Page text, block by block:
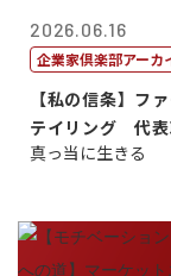
2026.06.16
企業家倶楽部アーカ
【私の信条】フ
テイリング 代表
長兼社長 柳...
真っ当に生きる